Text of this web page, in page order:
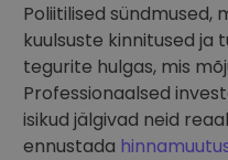
Poliitilised sündmused,
kuulsuste kinnitused ja
tegurite hulgas, mis
Professionaalsed
isikud jälgivad neid
ennustada